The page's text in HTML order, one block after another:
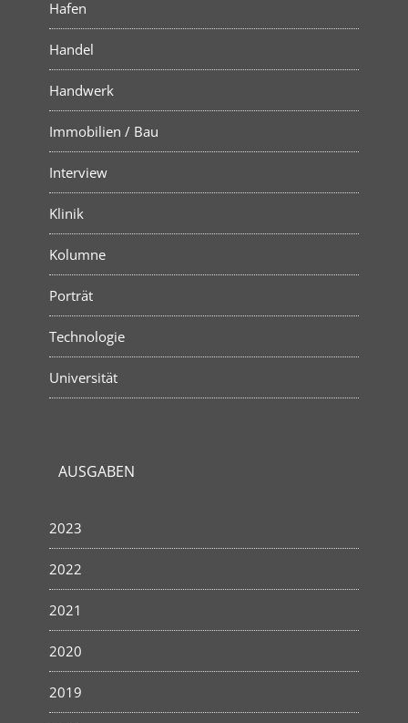
Hafen
Handel
Handwerk
Immobilien / Bau
Interview
Klinik
Kolumne
Porträt
Technologie
Universität
AUSGABEN
2023
2022
2021
2020
2019